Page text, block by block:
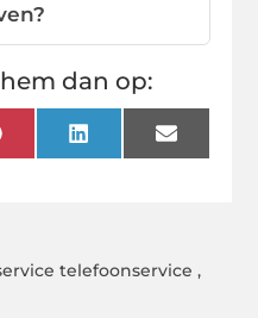
dan op:
PinterestLinkedInEmail
telefoonservice ,